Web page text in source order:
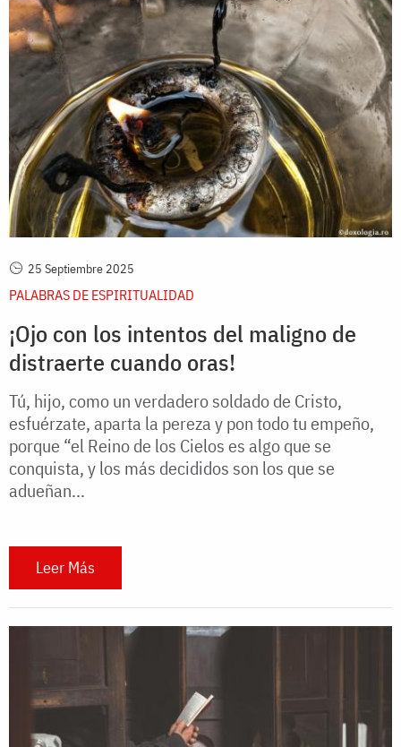
25 Septiembre 2025
PALABRAS DE ESPIRITUALIDAD
¡Ojo con los intentos del maligno de
distraerte cuando oras!
Tú, hijo, como un verdadero soldado de Cristo,
esfuérzate, aparta la pereza y pon todo tu empeño,
porque “el Reino de los Cielos es algo que se
conquista, y los más decididos son los que se
adueñan...
Leer Más